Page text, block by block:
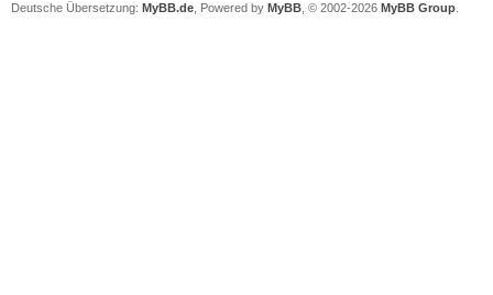
Deutsche Übersetzung: MyBB.de , Powered by MyBB , © 2002-2026 MyBB Group